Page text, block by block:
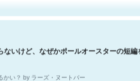
ないけど、なぜかポールオースターの短編
い？ by ラーズ・ヌートバー